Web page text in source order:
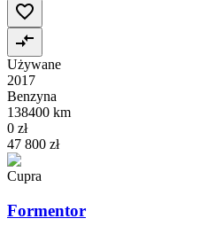
Używane
2017
Benzyna
138400 km
0 zł
47 800 zł
Cupra
Formentor